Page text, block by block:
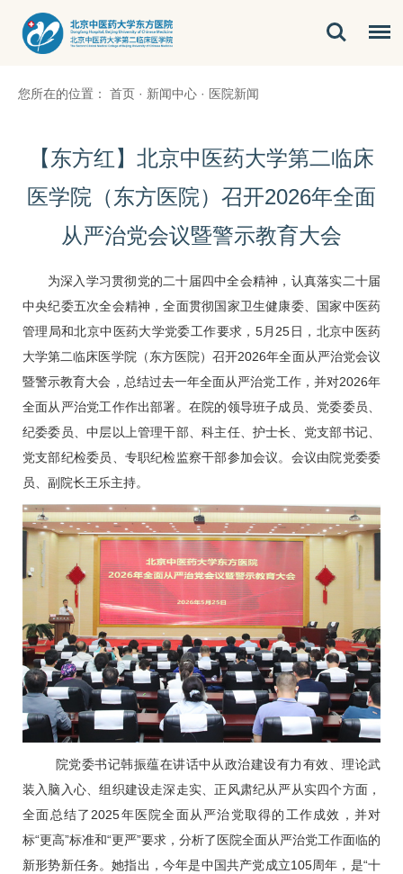
您所在的位置： 首页 · 新闻中心 · 医院新闻
【东方红】北京中医药大学第二临床
医学院（东方医院）召开2026年全面
从严治党会议暨警示教育大会
为深入学习贯彻党的二十届四中全会精神，认真落实二十届
中央纪委五次全会精神，全面贯彻国家卫生健康委、国家中医药
管理局和北京中医药大学党委工作要求，5月25日，北京中医药
大学第二临床医学院（东方医院）召开2026年全面从严治党会议
暨警示教育大会，总结过去一年全面从严治党工作，并对2026年
全面从严治党工作作出部署。在院的领导班子成员、党委委员、
纪委委员、中层以上管理干部、科主任、护士长、党支部书记、
党支部纪检委员、专职纪检监察干部参加会议。会议由院党委委
员、副院长王乐主持。
院党委书记韩振蕴在讲话中从政治建设有力有效、理论武
装入脑入心、组织建设走深走实、正风肃纪从严从实四个方面，
全面总结了2025年医院全面从严治党取得的工作成效，并对
标“更高”标准和“更严”要求，分析了医院全面从严治党工作面临的
新形势新任务。她指出，今年是中国共产党成立105周年，是“十